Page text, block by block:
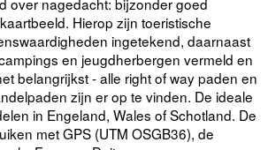
Hierop zijn toeristische
ingetekend, daarnaast
en jeugdherbergen vermeld en
belangrijkst - alle right of way paden en
zijn er op te vinden. De ideale
in Engeland, Wales of Schotland. De
met GPS (UTM OSGB36), de